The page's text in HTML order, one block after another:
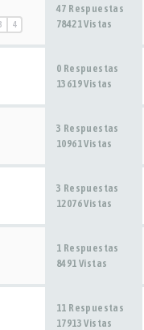
4
47 Respuestas
78421 Vistas
0 Respuestas
13619 Vistas
3 Respuestas
10961 Vistas
3 Respuestas
12076 Vistas
1 Respuestas
8491 Vistas
11 Respuestas
17913 Vistas